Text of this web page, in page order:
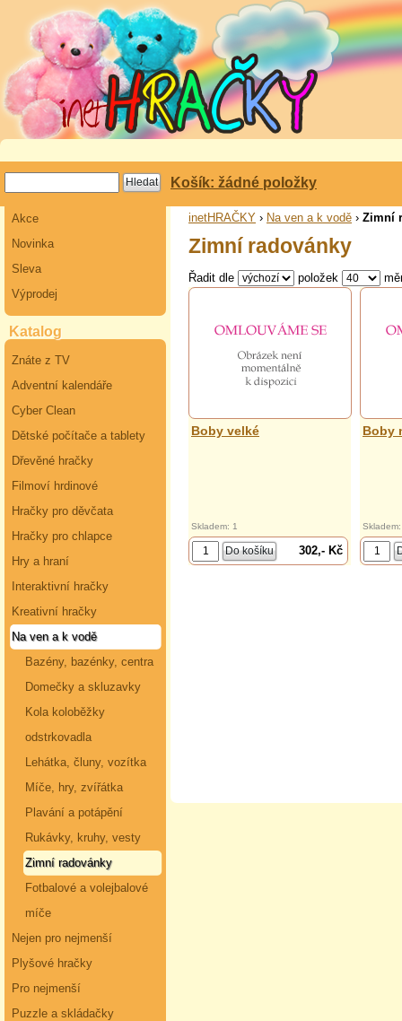
Košík: žádné položky
Akce
Novinka
Sleva
Výprodej
Katalog
Znáte z TV
Adventní kalendáře
Cyber Clean
Dětské počítače a tablety
Dřevěné hračky
Filmoví hrdinové
Hračky pro děvčata
Hračky pro chlapce
Hry a hraní
Interaktivní hračky
Kreativní hračky
Na ven a k vodě
Bazény, bazénky, centra
Domečky a skluzavky
Kola koloběžky
odstrkovadla
Lehátka, čluny, vozítka
Míče, hry, zvířátka
Plavání a potápění
Rukávky, kruhy, vesty
Zimní radovánky
Fotbalové a volejbalové
míče
Nejen pro nejmenší
Plyšové hračky
Pro nejmenší
Puzzle a skládačky
inetHRAČKY › Na ven a k vodě › Zimní
Zimní radovánky
Řadit dle položek
Boby velké
Skladem: 1
302,- Kč
Boby